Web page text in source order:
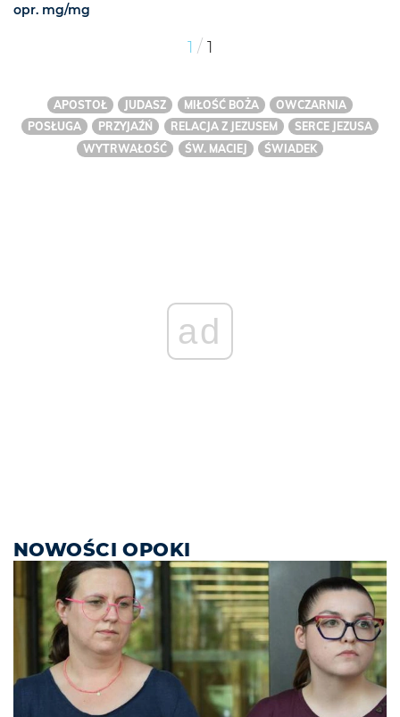
opr. mg/mg
1 / 1
APOSTOŁ JUDASZ MIŁOŚĆ BOŻA
OWCZARNIA
POSŁUGA
PRZYJAŹŃ RELACJA Z JEZUSEM
SERCE JEZUSA
WYTRWAŁOŚĆ
ŚW. MACIEJ ŚWIADEK
ad
NOWOŚCI OPOKI